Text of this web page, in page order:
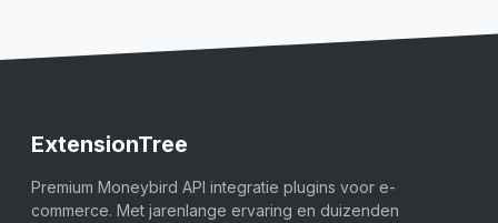
ExtensionTree
Premium Moneybird API integratie plugins voor e-
commerce. Met jarenlange ervaring en duizenden